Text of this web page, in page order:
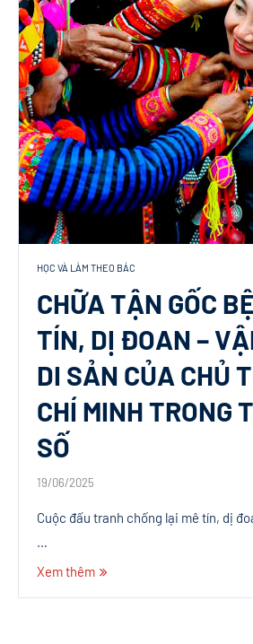
HỌC VÀ LÀM THEO BÁC
CHỮA TẬN GỐC
TÍN, DỊ ĐOAN –
DI SẢN CỦA CHỦ
CHÍ MINH TRONG
SỐ
19/06/2025
Cuộc đấu tranh chống lại mê tín, dị
…
Xem thêm